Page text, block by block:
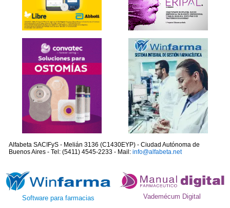
Alfabeta SACIFyS - Melián 3136 (C1430EYP) - Ciudad Autónoma de
Buenos Aires - Tel: (5411) 4545-2233 - Mail: info@alfabeta.net
Software para farmacias Vademécum Digital